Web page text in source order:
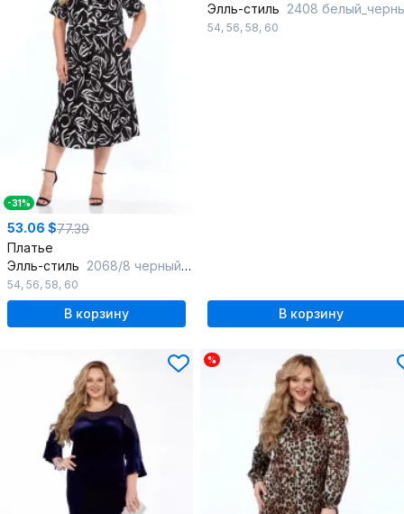
-31%
53.06 $77.39
Платье
Элль-стиль 2068/8 черный_принт
54, 56, 58, 60
В корзину
Элль-стиль 2408
54, 56, 58, 60
В корзину
%